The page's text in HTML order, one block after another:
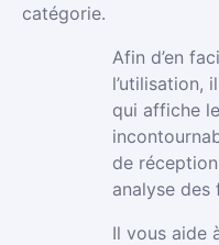
catégorie.
Afin d’en
l’utilisation,
qui affiche
de
analyse
Il vous aide